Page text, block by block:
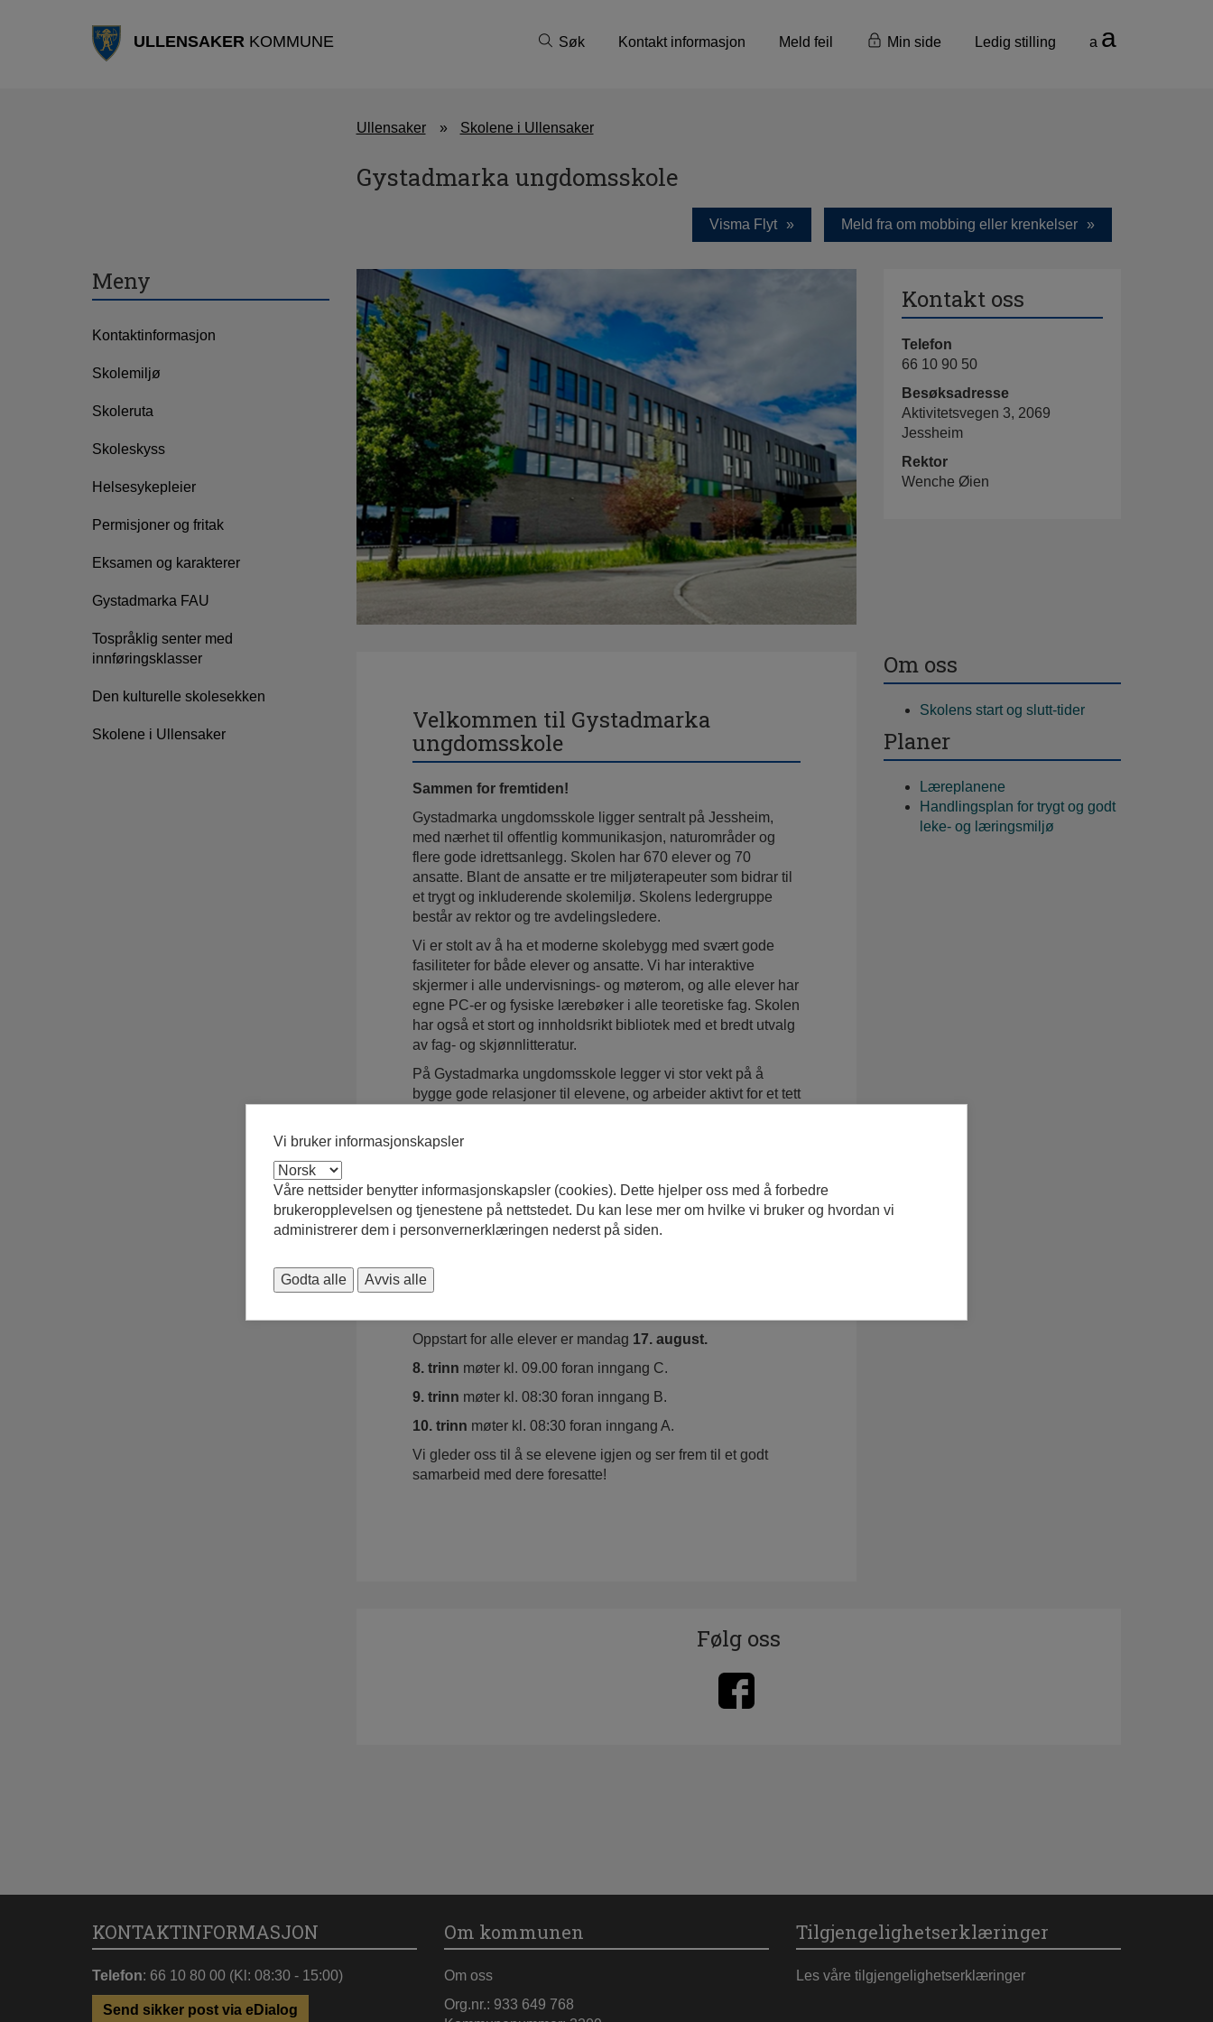
ULLENSAKERKOMMUNE Søk Kontakt informasjon Meld feil Min side Ledig stilling a a
Ullensaker Skolene i Ullensaker
Gystadmarka ungdomsskole
Visma Flyt Meld fra om mobbing eller krenkelser
Meny
Kontaktinformasjon
Skolemiljø
Skoleruta
Skoleskyss
Helsesykepleier
Permisjoner og fritak
Eksamen og karakterer
Gystadmarka FAU
Tospråklig senter med
innføringsklasser
Den kulturelle skolesekken
Skolene i Ullensaker
Kontakt oss
Telefon
66 10 90 50
Besøksadresse
Aktivitetsvegen 3, 2069
Jessheim
Rektor
Wenche Øien
Velkommen til Gystadmarka
ungdomsskole
Sammen for fremtiden!
Gystadmarka ungdomsskole ligger sentralt på Jessheim,
med nærhet til offentlig kommunikasjon, naturområder og
flere gode idrettsanlegg. Skolen har 670 elever og 70
ansatte. Blant de ansatte er tre miljøterapeuter som bidrar til
et trygt og inkluderende skolemiljø. Skolens ledergruppe
består av rektor og tre avdelingsledere.
Vi er stolt av å ha et moderne skolebygg med svært gode
fasiliteter for både elever og ansatte. Vi har interaktive
skjermer i alle undervisnings- og møterom, og alle elever har
egne PC-er og fysiske lærebøker i alle teoretiske fag. Skolen
har også et stort og innholdsrikt bibliotek med et bredt utvalg
av fag- og skjønnlitteratur.
På Gystadmarka ungdomsskole legger vi stor vekt på å
bygge gode relasjoner til elevene, og arbeider aktivt for et tett
utviklingsområder er lesing og klasseledelse. Det viktigste
satsingsområde er å skape et inkluderende læringsmiljø
trivsel, læring og mestring.
Skolens visjon er «Sammen for fremtiden». For oss står
dette for fellesskap og at vi sammen skal så for fremtiden ved
Skolen mottar elever fra Algarheim, Borgen,
Oppstart for alle elever er mandag 17. august.
8. trinn møter kl. 09.00 foran inngang C.
9. trinn møter kl. 08:30 foran inngang B.
10. trinn møter kl. 08:30 foran inngang A.
Vi gleder oss til å se elevene igjen og ser frem til et godt
samarbeid med dere foresatte!
Om oss
Skolens start og slutt-tider
Planer
Læreplanene
Handlingsplan for trygt og godt
leke- og læringsmiljø
Følg oss
KONTAKTINFORMASJON
Telefon: 66 10 80 00 (Kl: 08:30 - 15:00)
Send sikker post via eDialog
Om kommunen
Om oss
Org.nr.: 933 649 768
Tilgjengelighetserklæringer
Les våre tilgjengelighetserklæringer
Vi bruker informasjonskapsler
Våre nettsider benytter informasjonskapsler (cookies). Dette hjelper oss med å forbedre
brukeropplevelsen og tjenestene på nettstedet. Du kan lese mer om hvilke vi bruker og hvordan vi
administrerer dem i personvernerklæringen nederst på siden.
Godta alle Avvis alle